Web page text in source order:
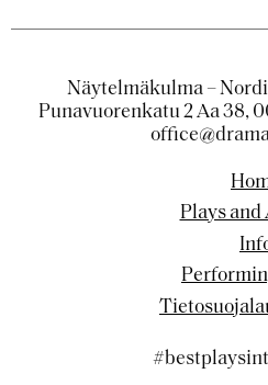
Näytelmäkulma –
Punavuorenkatu 2 Aa 38,
Plays and